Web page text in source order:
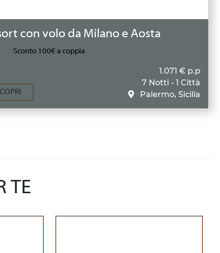
con volo da Milano e Aosta
Sconto 100€ a coppia
1.071 € p.p
7 Notti - 1 Città
Palermo, Sicilia
TE